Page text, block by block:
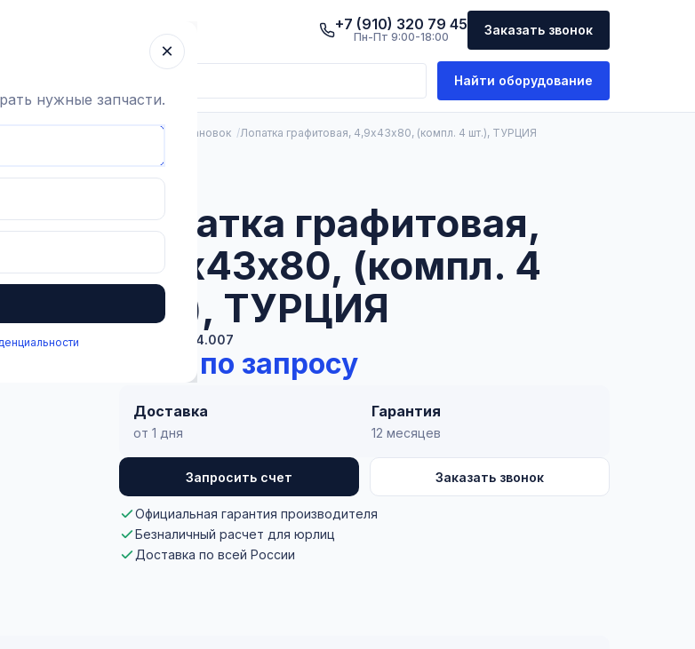
Контакты +7 (910) 320 79 45
Пн-Пт 9:00-18:00 Заказать звонок
Найти оборудование
Запчасти вакуумных насосов и установок Лопатка графитовая, 4,9х43х80, (компл. 4 шт.), ТУРЦИЯ
Лопатка графитовая,
4,9х43х80, (компл. 4
шт.), ТУРЦИЯ
1.2.4.007
Цена по запросу
Доставка
от 1 дня
Гарантия
12 месяцев
Запросить счет Заказать звонок
Официальная гарантия производителя
Безналичный расчет для юрлиц
Доставка по всей России
×
нужные запчасти.